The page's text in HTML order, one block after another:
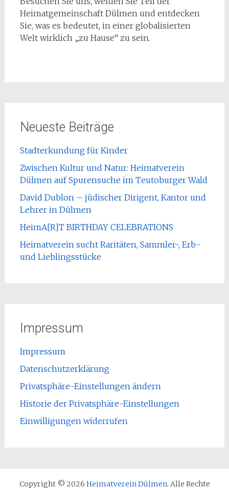
Heimatgemeinschaft Dülmen und entdecken
Sie, was es bedeutet, in einer globalisierten
Welt wirklich „zu Hause“ zu sein.
Neueste Beiträge
Stadterkundung für Kinder
Zwischen Kultur und Natur: Heimatverein
Dülmen auf Spurensuche im Teutoburger Wald
David Dublon – jüdischer Dirigent, Kantor und
Lehrer in Dülmen
HeimA[R]T BIRTHDAY CELEBRATIONS
Heimatverein sucht Raritäten, Sammler-, Erb-
und Lieblingsstücke
Impressum
Impressum
Datenschutzerklärung
Privatsphäre-Einstellungen ändern
Historie der Privatsphäre-Einstellungen
Einwilligungen widerrufen
Copyright © 2026 Heimatverein Dülmen. Alle Rechte